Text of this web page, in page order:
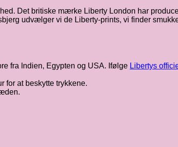
Det britiske mærke Liberty London har
udvælger vi de Liberty-prints, vi finder
fra Indien, Egypten og USA. Ifølge Libertys
for at beskytte trykkene.